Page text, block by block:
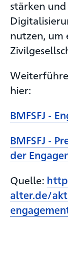
stärken
nutzen, um
hier:
BMFSFJ -
BMFSFJ -
der
Quelle:
alter.de/